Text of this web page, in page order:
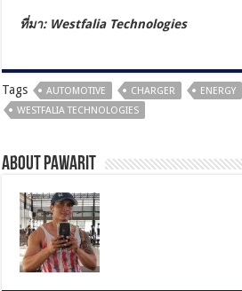
ที่มา: Westfalia Technologies
Tags AUTOMOTIVE CHARGER ENERGY
WESTFALIA TECHNOLOGIES
About pawarit